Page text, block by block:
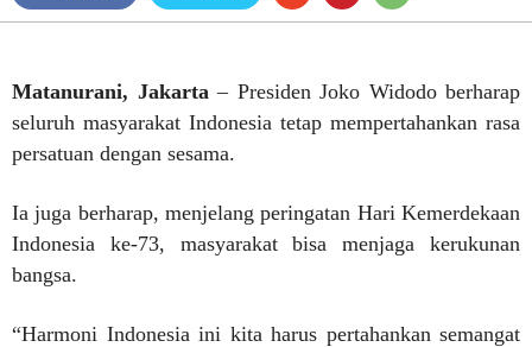
Matanurani, Jakarta– Presiden Joko Widodo berharap
seluruh masyarakat Indonesia tetap mempertahankan rasa
persatuan dengan sesama.
Ia juga berharap, menjelang peringatan Hari Kemerdekaan
Indonesia ke-73, masyarakat bisa menjaga kerukunan
bangsa.
“Harmoni Indonesia ini kita harus pertahankan semangat